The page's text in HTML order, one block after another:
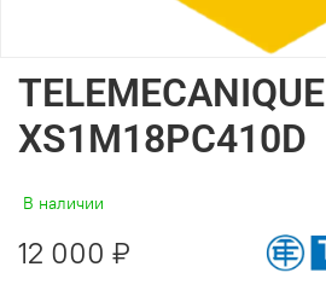
TELEMECANIQUE
XS1M18PC410D
В наличии
12 000 ₽